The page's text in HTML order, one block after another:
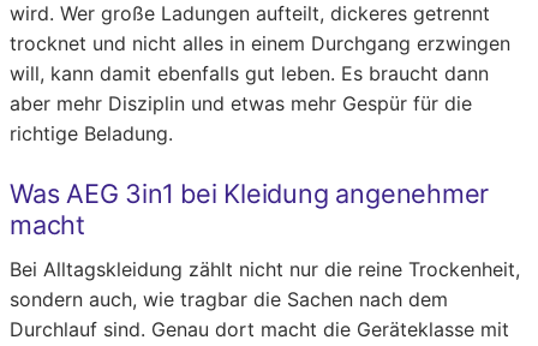
wird. Wer große Ladungen aufteilt, dickeres getrennt
trocknet und nicht alles in einem Durchgang erzwingen
will, kann damit ebenfalls gut leben. Es braucht dann
aber mehr Disziplin und etwas mehr Gespür für die
richtige Beladung.
Was AEG 3in1 bei Kleidung angenehmer
macht
Bei Alltagskleidung zählt nicht nur die reine Trockenheit,
sondern auch, wie tragbar die Sachen nach dem
Durchlauf sind. Genau dort macht die Geräteklasse mit